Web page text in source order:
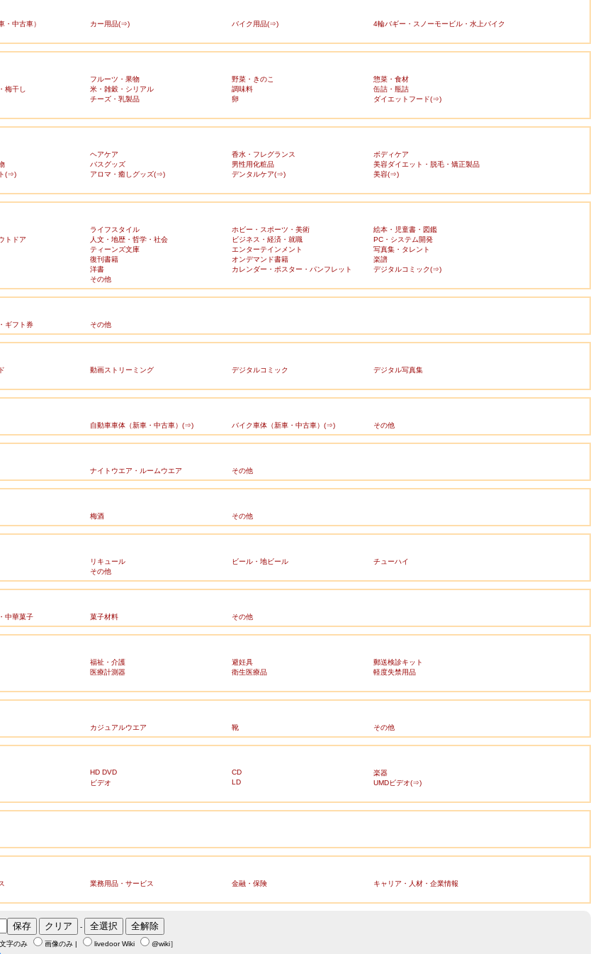
・中古車） カー用品(⇒) バイク用品(⇒)
4輪バギー・スノーモービル・水上バイク
フルーツ・果物 野菜・きのこ
惣菜・食材
梅干し 米・雑穀・シリアル 調味料
缶詰・瓶詰
チーズ・乳製品 卵
ダイエットフード(⇒)
ヘアケア 香水・フレグランス
ボディケア
バスグッズ 男性用化粧品
美容ダイエット・脱毛・矯正製品
(⇒) アロマ・癒しグッズ(⇒) デンタルケア(⇒)
美容(⇒)
ライフスタイル ホビー・スポーツ・美術
絵本・児童書・図鑑
トドア 人文・地歴・哲学・社会 ビジネス・経済・就職
PC・システム開発
ティーンズ文庫 エンターテインメント
写真集・タレント
復刊書籍 オンデマンド書籍
楽譜
洋書 カレンダー・ポスター・パンフレット
デジタルコミック(⇒)
その他
ギフト券 その他
動画ストリーミング デジタルコミック
デジタル写真集
自動車車体（新車・中古車）(⇒) バイク車体（新車・中古車）(⇒) その他
ナイトウエア・ルームウエア その他
梅酒 その他
リキュール ビール・地ビール
チューハイ
その他
中華菓子 菓子材料 その他
福祉・介護 避妊具
郵送検診キット
医療計測器 衛生医療品
軽度失禁用品
カジュアルウエア 靴 その他
HD DVD CD
楽器
ビデオ LD
UMDビデオ(⇒)
業務用品・サービス 金融・保険
キャリア・人材・企業情報
-
文字のみ 画像のみ | livedoor Wiki @wiki］